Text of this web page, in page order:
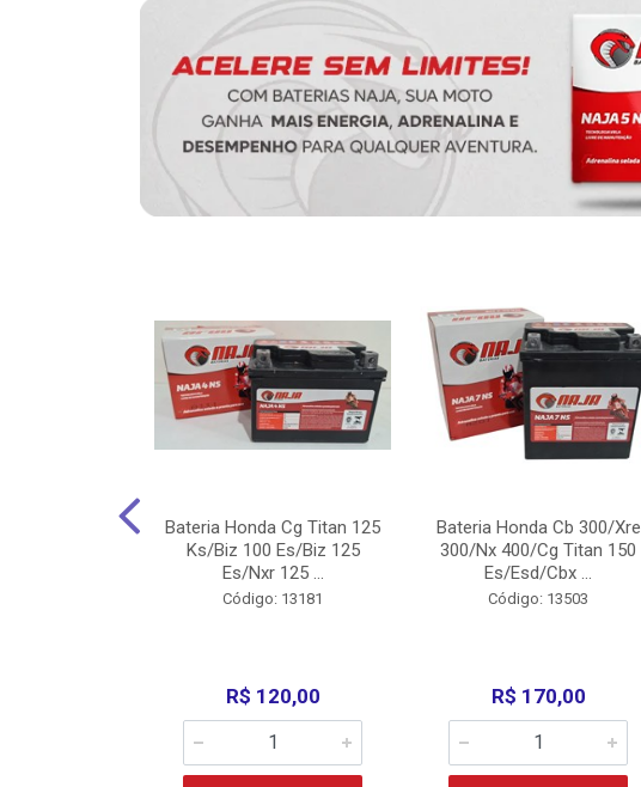
Bateria Honda Cg Titan 125
Ks/Biz 100 Es/Biz 125
Es/Nxr 125 ...
Código: 13181
R$ 120,00
Bateria Honda Cb 300/Xre
300/Nx 400/Cg Titan 150
Es/Esd/Cbx ...
Código: 13503
R$ 170,00